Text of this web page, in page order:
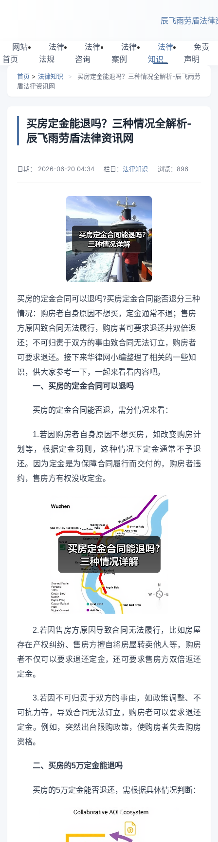
辰飞雨劳盾法律
网站
首页
法律
法规
法律
咨询
法律
案例
法律
知识
免责
声明
首页 > 法律知识 >
买房定金能退吗？三种情况全解析-辰飞雨劳
盾法律资讯网
买房定金能退吗？三种情况全解析-
辰飞雨劳盾法律资讯网
日期： 2026-06-20 04:34 栏目： 法律知识 浏览： 896
买房的定金合同可以退吗?买房定金合同能否退分三种
情况：购房者自身原因不想买，定金通常不退；售房
方原因致合同无法履行，购房者可要求退还并双倍返
还；不可归责于双方的事由致合同无法订立，购房者
可要求退还。接下来华律网小编整理了相关的一些知
识，供大家参考一下，一起来看看内容吧。
一、买房的定金合同可以退吗
买房的定金合同能否退，需分情况来看：
1.若因购房者自身原因不想买房，如改变购房计
划等，根据定金罚则，这种情况下定金通常不予退
还。因为定金是为保障合同履行而交付的，购房者违
约，售房方有权没收定金。
2.若因售房方原因导致合同无法履行，比如房屋
存在产权纠纷、售房方擅自将房屋转卖他人等，购房
者不仅可以要求退还定金，还可要求售房方双倍返还
定金。
3.若因不可归责于双方的事由，如政策调整、不
可抗力等，导致合同无法订立，购房者可以要求退还
定金。例如，突然出台限购政策，使购房者失去购房
资格。
二、买房的5万定金能退吗
买房的5万定金能否退还，需根据具体情况判断：